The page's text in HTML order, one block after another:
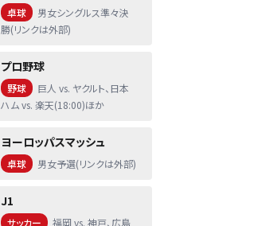
卓球
男女シングルス準々決
勝(リンクは外部)
プロ野球
野球
巨人 vs. ヤクルト、日本
ハム vs. 楽天(18:00)ほか
ヨーロッパスマッシュ
卓球 男女予選(リンクは外部)
J1
サッカー
福岡 vs. 神戸、広島